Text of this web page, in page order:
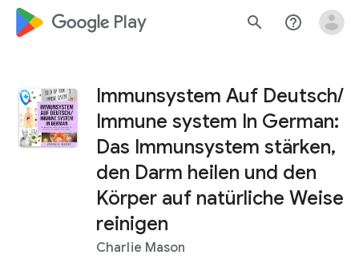
google_logo Play search help_outline
Immunsystem Auf Deutsch/
Immune system In German:
Das Immunsystem stärken,
den Darm heilen und den
Körper auf natürliche Weise
reinigen
Charlie Mason